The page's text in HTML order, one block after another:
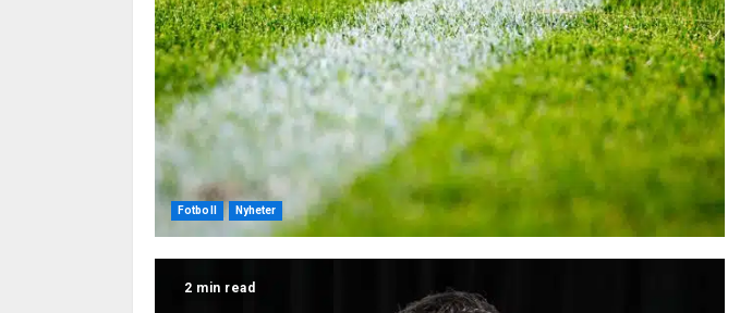
Fotboll Nyheter
2 min read